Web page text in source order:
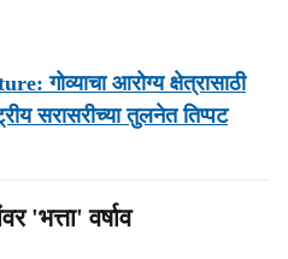
गोव्याचा आरोग्य क्षेत्रासाठी
सरासरीच्या तुलनेत तिप्पट
'भत्ता' वर्षाव